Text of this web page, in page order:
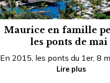
Maurice en famille
les ponts de mai
En 2015, les ponts du 1er, 8
Lire plus